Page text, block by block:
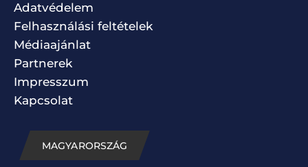
Adatvédelem
Felhasználási feltételek
Médiaajánlat
Partnerek
Impresszum
Kapcsolat
MAGYARORSZÁG